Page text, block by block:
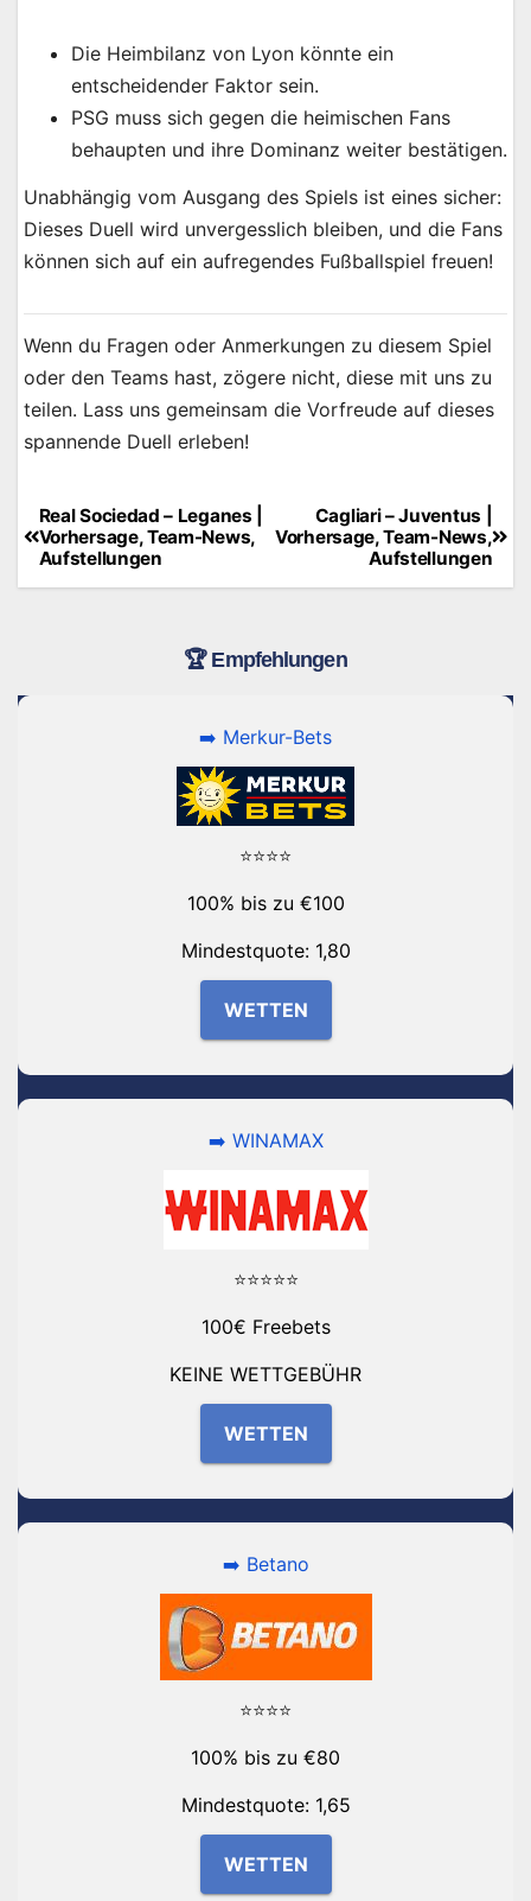
Die Heimbilanz von Lyon könnte ein
entscheidender Faktor sein.
PSG muss sich gegen die heimischen Fans
behaupten und ihre Dominanz weiter bestätigen.
Unabhängig vom Ausgang des Spiels ist eines sicher:
Dieses Duell wird unvergesslich bleiben, und die Fans
können sich auf ein aufregendes Fußballspiel freuen!
Wenn du Fragen oder Anmerkungen zu diesem Spiel
oder den Teams hast, zögere nicht, diese mit uns zu
teilen. Lass uns gemeinsam die Vorfreude auf dieses
spannende Duell erleben!
Beitragsnavigation
Cagliari – Juventus |
Vorhersage, Team-News,
Aufstellungen
Real Sociedad – Leganes |
Vorhersage, Team-News,
Aufstellungen
🏆 Empfehlungen
➡️ Merkur-Bets
⭐⭐⭐⭐
100% bis zu €100
Mindestquote: 1,80
WETTEN
➡️ WINAMAX
⭐⭐⭐⭐⭐
100€ Freebets
KEINE WETTGEBÜHR
WETTEN
➡️ Betano
⭐⭐⭐⭐
100% bis zu €80
Mindestquote: 1,65
WETTEN